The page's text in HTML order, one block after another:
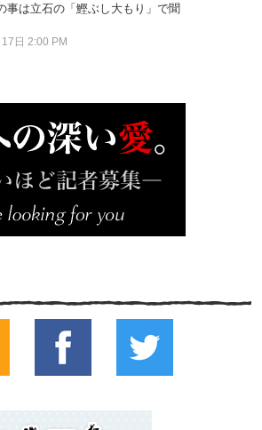
事は立石の「鰹ぶし大もり」で聞
日 2:00 PM